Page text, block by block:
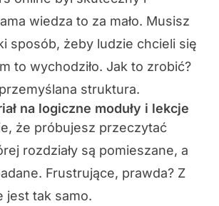
wiedza to za mało. Musisz
sposób, żeby ludzie chcieli się
to wychodziło. Jak to zrobić?
struktura.
na logiczne moduły i lekcje
że próbujesz przeczytać
rozdziały są pomieszane, a
Frustrujące, prawda? Z
jest tak samo.